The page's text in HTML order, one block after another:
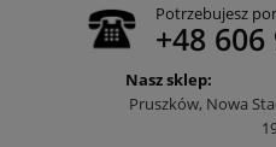
Potrzebujesz
+48 606
Nasz sklep:
Pruszków, Nowa